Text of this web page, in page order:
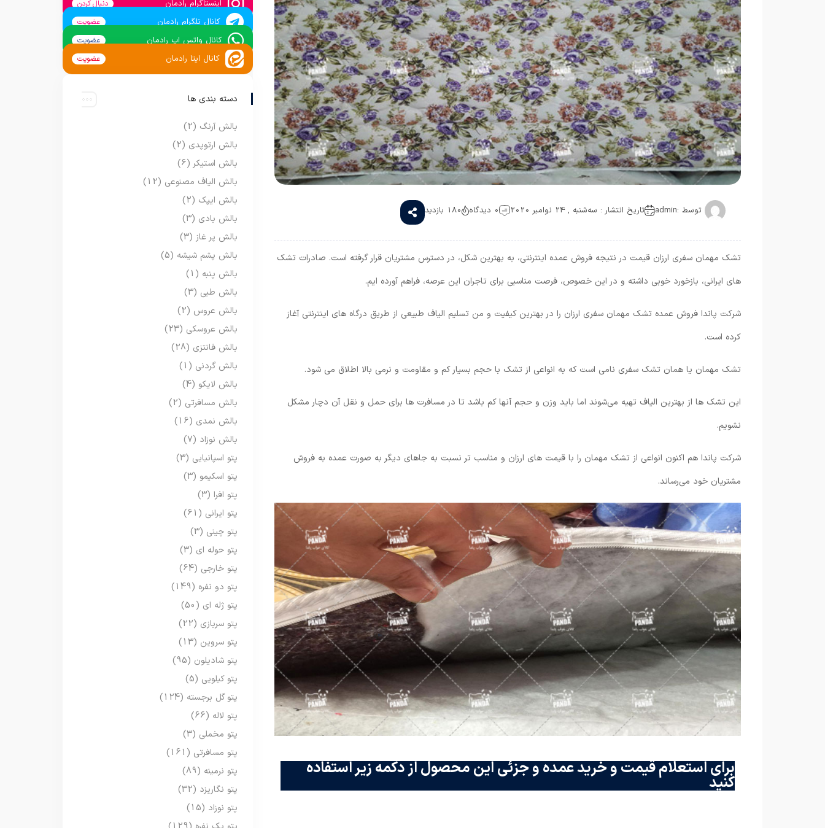
توسط :admin تاریخ انتشار : سه‌شنبه , 24 نوامبر 2020 0 دیدگاه 180 بازدید
تشک مهمان سفری ارزان قیمت در نتیجه فروش عمده اینترنتی، به بهترین شکل، در دسترس مشتریان قرار گرفته است. صادرات تشک
های ایرانی، بازخورد خوبی داشته و در این خصوص، فرصت مناسبی برای تاجران این عرصه، فراهم آورده ایم.
شرکت پاندا فروش عمده تشک مهمان سفری ارزان را در بهترین کیفیت و من تسلیم الیاف طبیعی از طریق درگاه های اینترنتی آغاز
کرده است.
تشک مهمان یا همان تشک سفری نامی است که به انواعی از تشک با حجم بسیار کم و مقاومت و نرمی بالا اطلاق می شود.
این تشک ها از بهترین الیاف تهیه می‌شوند اما باید وزن و حجم آنها کم باشد تا در مسافرت ها برای حمل و نقل آن دچار مشکل
نشویم.
شرکت پاندا هم اکنون انواعی از تشک مهمان را با قیمت های ارزان و مناسب تر نسبت به جاهای دیگر به صورت عمده به فروش
مشتریان خود می‌رساند.
برای استعلام قیمت و خرید عمده و جزئی این محصول از دکمه زیر استفاده
کنید
اینستاگرام رادمان دنبال کردن
کانال تلگرام رادمان عضویت
کانال واتس اپ رادمان عضویت
کانال ایتا رادمان عضویت
دسته بندی ها
بالش آرنگ (2)
بالش ارتوپدی (2)
بالش استیکر (6)
بالش الیاف مصنوعی (12)
بالش ایپک (2)
بالش بادی (3)
بالش پر غاز (3)
بالش پشم شیشه (5)
بالش پنبه (1)
بالش طبی (3)
بالش عروس (2)
بالش عروسکی (23)
بالش فانتزی (28)
بالش گردنی (1)
بالش لایکو (4)
بالش مسافرتی (2)
بالش نمدی (16)
بالش نوزاد (7)
پتو اسپانیایی (3)
پتو اسکیمو (3)
پتو افرا (3)
پتو ایرانی (61)
پتو چینی (3)
پتو حوله ای (3)
پتو خارجی (64)
پتو دو نفره (149)
پتو ژله ای (50)
پتو سربازی (22)
پتو سروین (13)
پتو شادیلون (95)
پتو کیلویی (5)
پتو گل برجسته (124)
پتو لاله (66)
پتو مخملی (3)
پتو مسافرتی (161)
پتو نرمینه (89)
پتو نگاریزد (32)
پتو نوزاد (15)